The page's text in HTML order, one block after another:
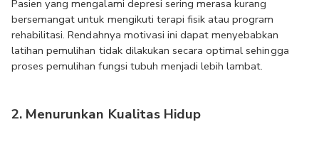
Pasien yang mengalami depresi sering merasa kurang
bersemangat untuk mengikuti terapi fisik atau program
rehabilitasi. Rendahnya motivasi ini dapat menyebabkan
latihan pemulihan tidak dilakukan secara optimal sehingga
proses pemulihan fungsi tubuh menjadi lebih lambat.
2. Menurunkan Kualitas Hidup